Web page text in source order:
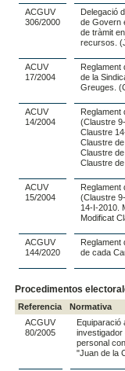
ACGUV
306/2000
Delegació
de Govern
de tràmit
recursos.
ACUV
17/2004
Reglament
de la
Greuges.
ACUV
14/2004
Reglament
(Claustre
Claustre
Claustre
Claustre
Claustre
ACUV
15/2004
Reglament
(Claustre
14-I-2010.
Modificat
ACGUV
144/2020
Reglament
de cada
Procedimentos
Referencia Normativa
ACGUV
80/2005
Equiparació
investigador
personal
"Juan de la